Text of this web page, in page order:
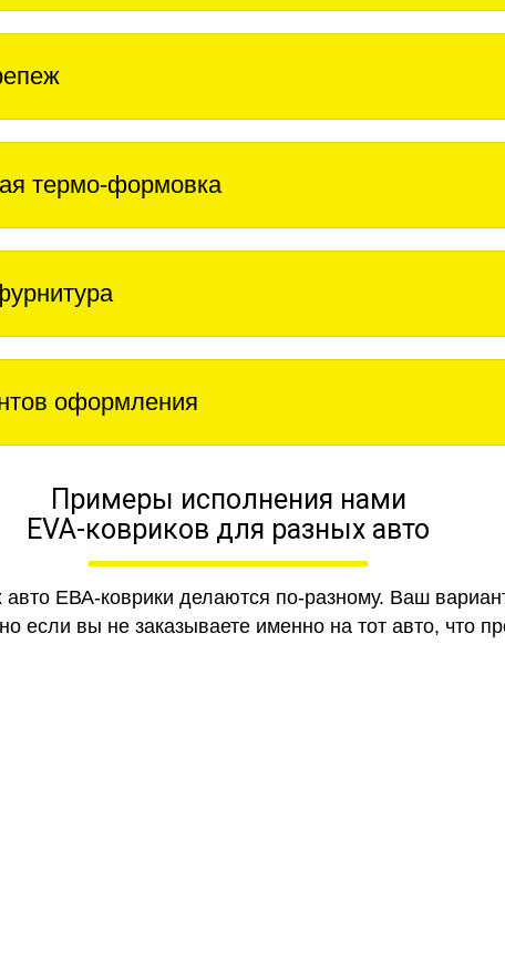
термо-формовка
оформления
Примеры исполнения нами
EVA-ковриков для разных авто
авто ЕВА-коврики делаются по-разному. Ваш
если вы не заказываете именно на тот авто, что